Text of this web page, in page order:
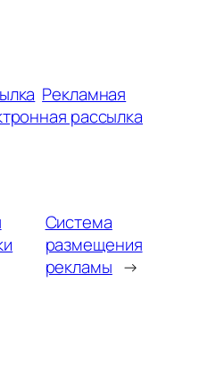
Рекламная
рассылка
Система
размещения
рекламы →